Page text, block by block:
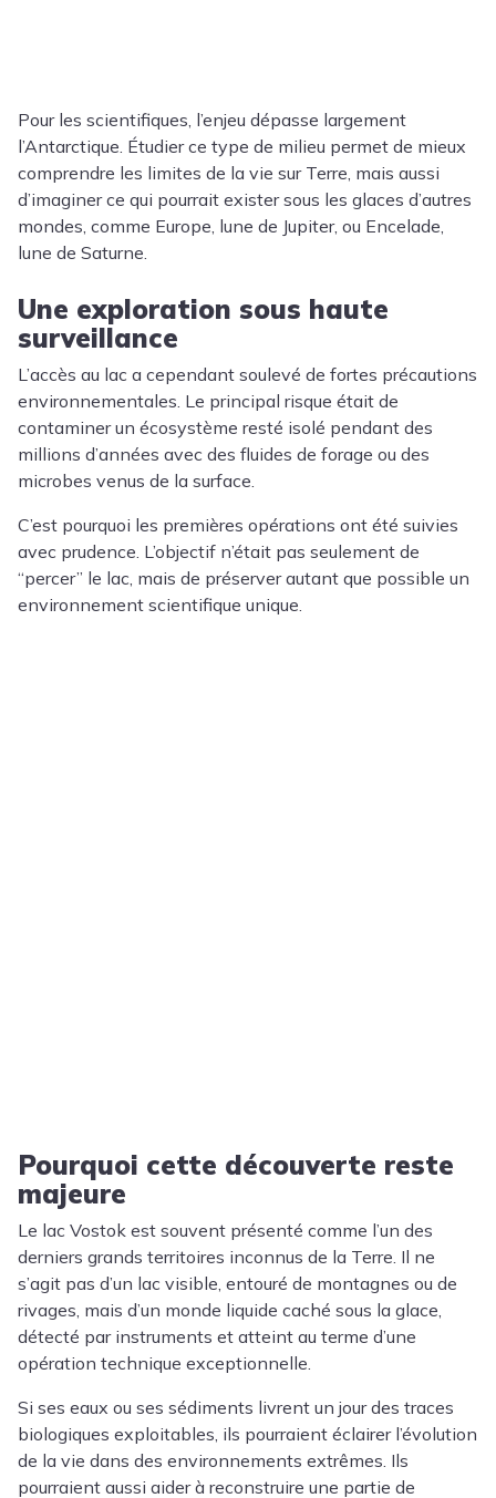
Pour les scientifiques, l’enjeu dépasse largement
l’Antarctique. Étudier ce type de milieu permet de mieux
comprendre les limites de la vie sur Terre, mais aussi
d’imaginer ce qui pourrait exister sous les glaces d’autres
mondes, comme Europe, lune de Jupiter, ou Encelade,
lune de Saturne.
Une exploration sous haute
surveillance
L’accès au lac a cependant soulevé de fortes précautions
environnementales. Le principal risque était de
contaminer un écosystème resté isolé pendant des
millions d’années avec des fluides de forage ou des
microbes venus de la surface.
C’est pourquoi les premières opérations ont été suivies
avec prudence. L’objectif n’était pas seulement de
“percer” le lac, mais de préserver autant que possible un
environnement scientifique unique.
Pourquoi cette découverte reste
majeure
Le lac Vostok est souvent présenté comme l’un des
derniers grands territoires inconnus de la Terre. Il ne
s’agit pas d’un lac visible, entouré de montagnes ou de
rivages, mais d’un monde liquide caché sous la glace,
détecté par instruments et atteint au terme d’une
opération technique exceptionnelle.
Si ses eaux ou ses sédiments livrent un jour des traces
biologiques exploitables, ils pourraient éclairer l’évolution
de la vie dans des environnements extrêmes. Ils
pourraient aussi aider à reconstruire une partie de